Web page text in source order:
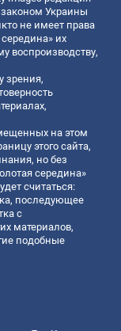
Украины
не имеет права
их
воспроизводству,
зрения,
на этом
этого сайта,
но без
середина»
считаться:
последующее
с
материалов,
подобные